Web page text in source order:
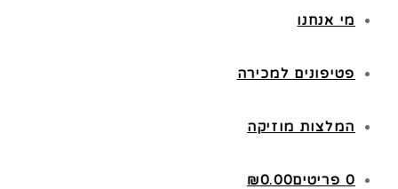
מי אנחנו
פטיפונים למכירה
המלצות מוזיקה
0 פריטים ₪0.00